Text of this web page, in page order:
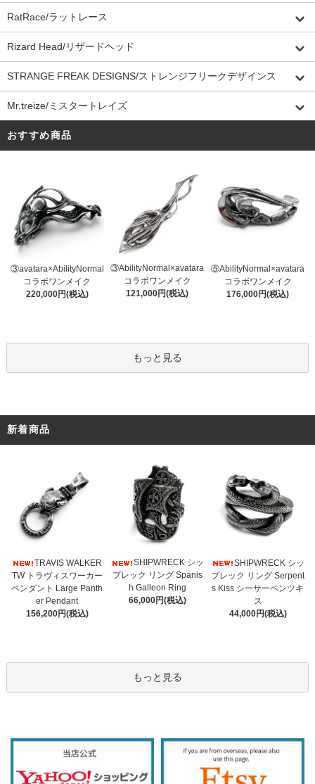
RatRace/ラットレース
Rizard Head/リザードヘッド
STRANGE FREAK DESIGNS/ストレンジフリークデザインス
Mr.treize/ミスタートレイズ
おすすめ商品
③avatara×AbilityNormal
コラボワンメイク
220,000円(税込)
③AbilityNormal×avatara
コラボワンメイク
121,000円(税込)
⑤AbilityNormal×avatara
コラボワンメイク
176,000円(税込)
もっと見る
新着商品
TRAVIS WALKER
TW トラヴィスワーカー
ペンダント Large Panth
er Pendant
156,200円(税込)
SHIPWRECK シッ
プレック リング Spanis
h Galleon Ring
66,000円(税込)
SHIPWRECK シッ
プレック リング Serpent
s Kiss シーサーペンツキ
ス
44,000円(税込)
もっと見る